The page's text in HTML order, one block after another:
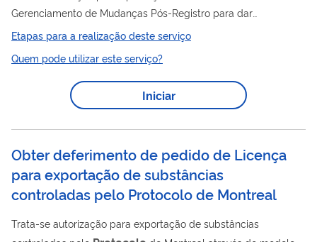
Gerenciamento de Mudanças Pós-Registro para dar
previsibilidade sobre as provas necessárias e ao tipo de
peticionamento e implementação para futuras mudanças pós-
registro. A lista de assuntos de petição relacionados a esse
serviço está disponível neste link .
Etapas para a realização deste serviço
Quem pode utilizar este serviço?
Iniciar
Obter deferimento de pedido de Licença
para exportação de substâncias
controladas pelo Protocolo de Montreal
Trata-se autorização para exportação de substâncias